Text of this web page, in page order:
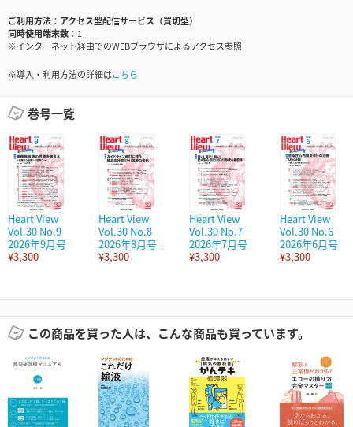
ご利用方法
アクセス型配信サービス（買切型）
同時使用端末数
1
※インターネット経由でのWEBブラウザによるアクセス参照
※導入・利用方法の詳細はこちら
巻号一覧
Heart View
Vol.30 No.9
2026年9月号
¥3,300
Heart View
Vol.30 No.8
2026年8月号
¥3,300
Heart View
Vol.30 No.7
2026年7月号
¥3,300
Heart View
Vol.30 No.6
2026年6月号
¥3,300
この商品を買った人は、こんな商品も買っています。